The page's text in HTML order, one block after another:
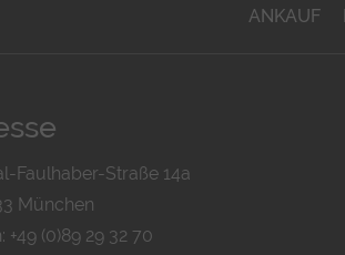
ANKAUF
Faulhaber-Straße 14a
München
+49 (0)89 29 32 70